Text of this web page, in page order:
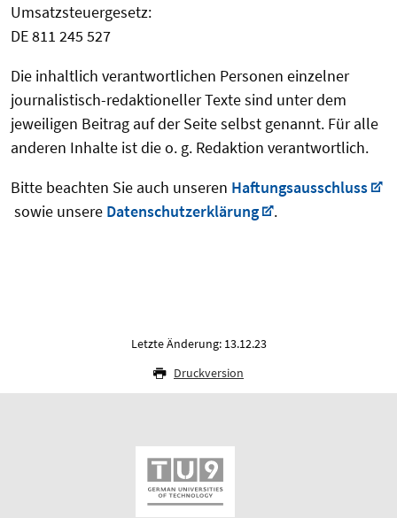
Umsatzsteuergesetz:
DE 811 245 527
Die inhaltlich verantwortlichen Personen einzelner
journalistisch-redaktioneller Texte sind unter dem
jeweiligen Beitrag auf der Seite selbst genannt. Für alle
anderen Inhalte ist die o. g. Redaktion verantwortlich.
Bitte beachten Sie auch unseren Haftungsausschluss
sowie unsere Datenschutzerklärung .
Letzte Änderung: 13.12.23
Druckversion